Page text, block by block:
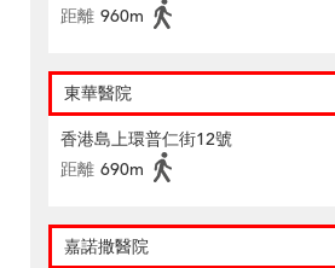
距離 960m
東華醫院
香港島上環普仁街12號
距離 690m
嘉諾撒醫院